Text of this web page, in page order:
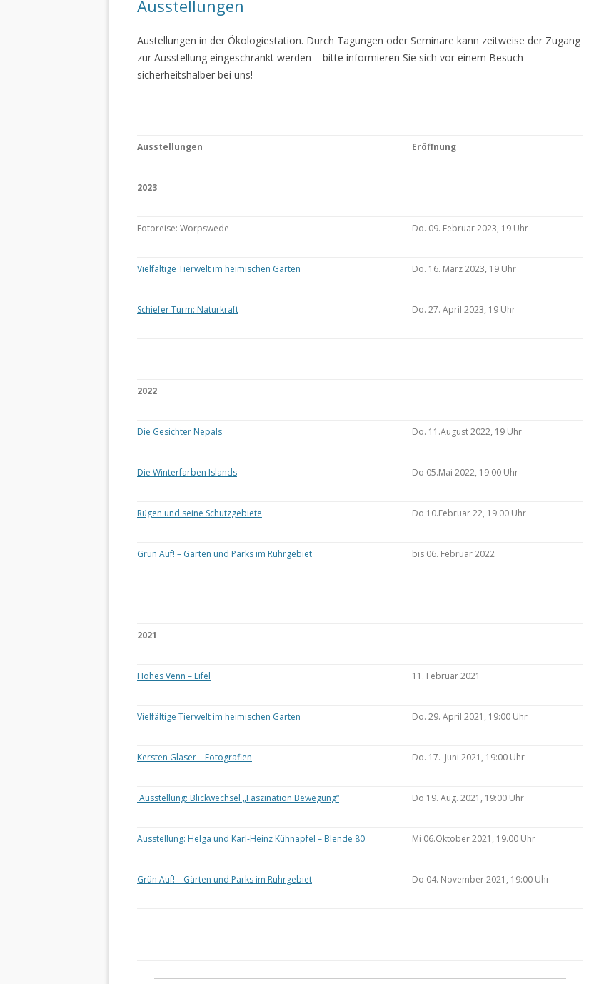
Ausstellungen
Austellungen in der Ökologiestation. Durch Tagungen oder Seminare kann zeitweise der Zugang
zur Ausstellung eingeschränkt werden – bitte informieren Sie sich vor einem Besuch
sicherheitshalber bei uns!
Ausstellungen Eröffnung
2023
Fotoreise: Worpswede Do. 09. Februar 2023, 19 Uhr
Vielfältige Tierwelt im heimischen Garten Do. 16. März 2023, 19 Uhr
Schiefer Turm: Naturkraft Do. 27. April 2023, 19 Uhr
2022
Die Gesichter Nepals Do. 11.August 2022, 19 Uhr
Die Winterfarben Islands Do 05.Mai 2022, 19.00 Uhr
Rügen und seine Schutzgebiete Do 10.Februar 22, 19.00 Uhr
Grün Auf! – Gärten und Parks im Ruhrgebiet bis 06. Februar 2022
2021
Hohes Venn – Eifel 11. Februar 2021
Vielfältige Tierwelt im heimischen Garten Do. 29. April 2021, 19:00 Uhr
Kersten Glaser – Fotografien Do. 17. Juni 2021, 19:00 Uhr
Ausstellung: Blickwechsel „Faszination Bewegung“ Do 19. Aug. 2021, 19:00 Uhr
Ausstellung: Helga und Karl-Heinz Kühnapfel – Blende 80 Mi 06.Oktober 2021, 19.00 Uhr
Grün Auf! – Gärten und Parks im Ruhrgebiet Do 04. November 2021, 19:00 Uhr